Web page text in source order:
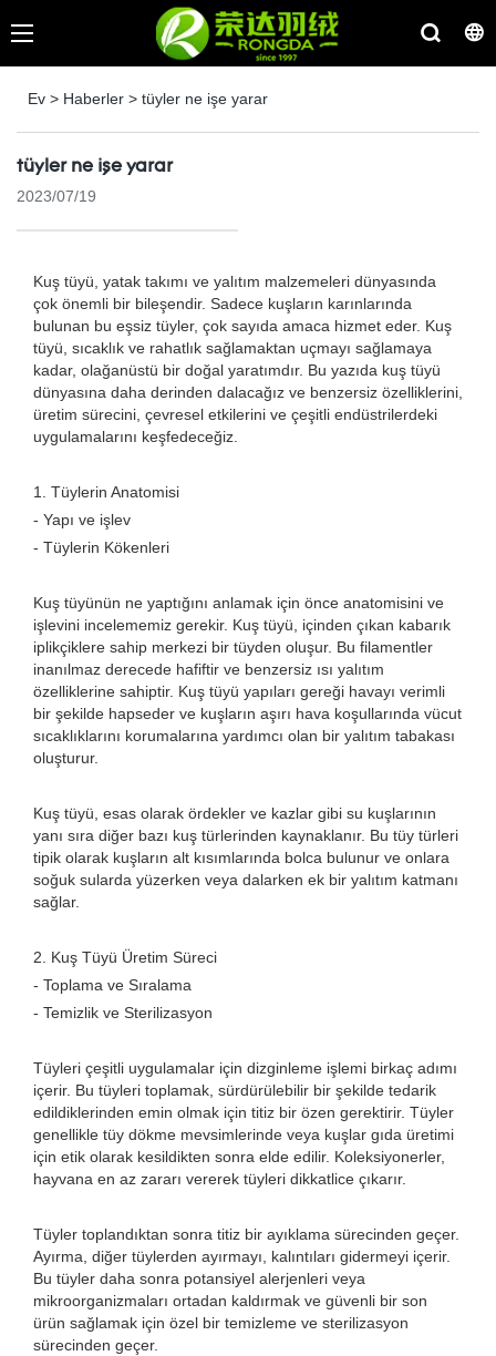
Ev > Haberler > tüyler ne işe yarar
tüyler ne işe yarar
2023/07/19
Kuş tüyü, yatak takımı ve yalıtım malzemeleri dünyasında
çok önemli bir bileşendir. Sadece kuşların karınlarında
bulunan bu eşsiz tüyler, çok sayıda amaca hizmet eder. Kuş
tüyü, sıcaklık ve rahatlık sağlamaktan uçmayı sağlamaya
kadar, olağanüstü bir doğal yaratımdır. Bu yazıda kuş tüyü
dünyasına daha derinden dalacağız ve benzersiz özelliklerini,
üretim sürecini, çevresel etkilerini ve çeşitli endüstrilerdeki
uygulamalarını keşfedeceğiz.
1. Tüylerin Anatomisi
- Yapı ve işlev
- Tüylerin Kökenleri
Kuş tüyünün ne yaptığını anlamak için önce anatomisini ve
işlevini incelememiz gerekir. Kuş tüyü, içinden çıkan kabarık
iplikçiklere sahip merkezi bir tüyden oluşur. Bu filamentler
inanılmaz derecede hafiftir ve benzersiz ısı yalıtım
özelliklerine sahiptir. Kuş tüyü yapıları gereği havayı verimli
bir şekilde hapseder ve kuşların aşırı hava koşullarında vücut
sıcaklıklarını korumalarına yardımcı olan bir yalıtım tabakası
oluşturur.
Kuş tüyü, esas olarak ördekler ve kazlar gibi su kuşlarının
yanı sıra diğer bazı kuş türlerinden kaynaklanır. Bu tüy türleri
tipik olarak kuşların alt kısımlarında bolca bulunur ve onlara
soğuk sularda yüzerken veya dalarken ek bir yalıtım katmanı
sağlar.
2. Kuş Tüyü Üretim Süreci
- Toplama ve Sıralama
- Temizlik ve Sterilizasyon
Tüyleri çeşitli uygulamalar için dizginleme işlemi birkaç adımı
içerir. Bu tüyleri toplamak, sürdürülebilir bir şekilde tedarik
edildiklerinden emin olmak için titiz bir özen gerektirir. Tüyler
genellikle tüy dökme mevsimlerinde veya kuşlar gıda üretimi
için etik olarak kesildikten sonra elde edilir. Koleksiyonerler,
hayvana en az zararı vererek tüyleri dikkatlice çıkarır.
Tüyler toplandıktan sonra titiz bir ayıklama sürecinden geçer.
Ayırma, diğer tüylerden ayırmayı, kalıntıları gidermeyi içerir.
Bu tüyler daha sonra potansiyel alerjenleri veya
mikroorganizmaları ortadan kaldırmak ve güvenli bir son
ürün sağlamak için özel bir temizleme ve sterilizasyon
sürecinden geçer.